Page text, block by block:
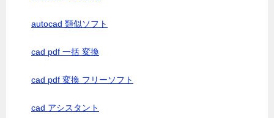
autocad 類似ソフト
cad pdf 一括 変換
cad pdf 変換 フリーソフト
cad アシスタント